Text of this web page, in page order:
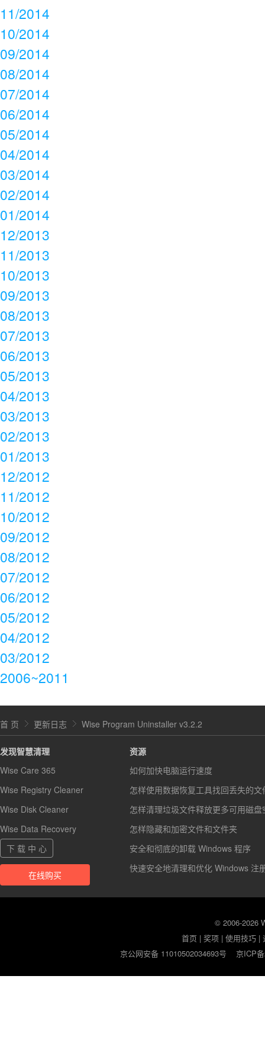
11/2014
10/2014
09/2014
08/2014
07/2014
06/2014
05/2014
04/2014
03/2014
02/2014
01/2014
12/2013
11/2013
10/2013
09/2013
08/2013
07/2013
06/2013
05/2013
04/2013
03/2013
02/2013
01/2013
12/2012
11/2012
10/2012
09/2012
08/2012
07/2012
06/2012
05/2012
04/2012
03/2012
2006~2011
首 页 更新日志 Wise Program Uninstaller v3.2.2
发现智慧清理
Wise Care 365
Wise Registry Cleaner
Wise Disk Cleaner
Wise Data Recovery
下 载 中 心
在线购买
资源
如何加快电脑运行速度
怎样使用数据恢复工具找回丢失的文
怎样清理垃圾文件释放更多可用磁盘
怎样隐藏和加密文件和文件夹
安全和彻底的卸载 Windows 程序
快速安全地清理和优化 Windows 注
© 2006-2026
首页 |奖项 |使用技巧 |
京公网安备 11010502034693号
京ICP